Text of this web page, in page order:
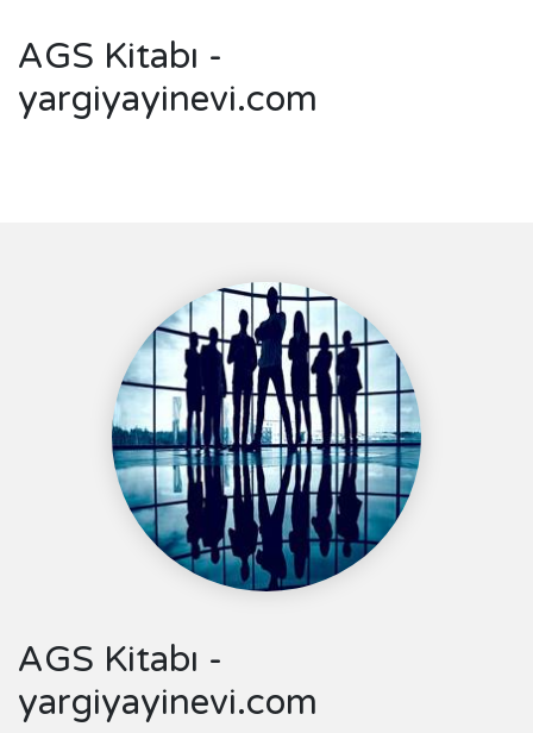
AGS Kitabı -
yargiyayinevi.com
AGS Kitabı -
yargiyayinevi.com